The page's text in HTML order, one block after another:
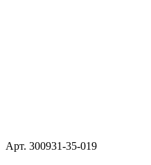
Арт. 300931-35-019